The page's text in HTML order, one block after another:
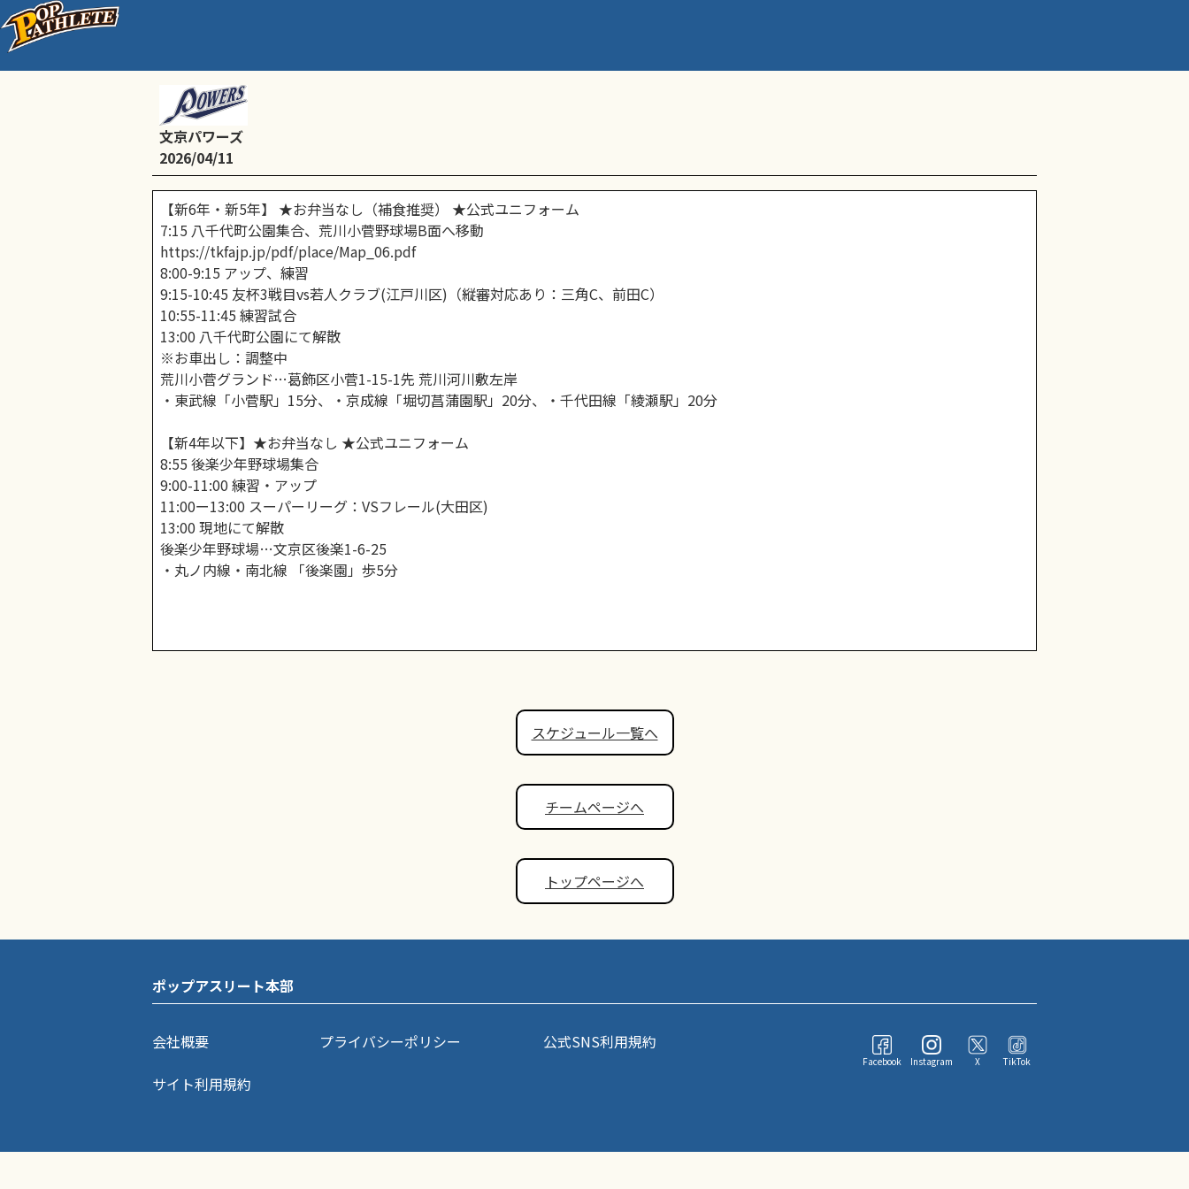
文京パワーズ
2026/04/11
【新6年・新5年】 ★お弁当なし（補食推奨） ★公式ユニフォーム
7:15 八千代町公園集合、荒川小菅野球場B面へ移動
https://tkfajp.jp/pdf/place/Map_06.pdf
8:00-9:15 アップ、練習
9:15-10:45 友杯3戦目vs若人クラブ(江戸川区)（縦審対応あり：三角C、前田C）
10:55-11:45 練習試合
13:00 八千代町公園にて解散
※お車出し：調整中
荒川小菅グランド…葛飾区小菅1-15-1先 荒川河川敷左岸
・東武線「小菅駅」15分、・京成線「堀切菖蒲園駅」20分、・千代田線「綾瀬駅」20分
【新4年以下】★お弁当なし ★公式ユニフォーム
8:55 後楽少年野球場集合
9:00-11:00 練習・アップ
11:00ー13:00 スーパーリーグ：VSフレール(大田区)
13:00 現地にて解散
後楽少年野球場…文京区後楽1-6-25
・丸ノ内線・南北線 「後楽園」歩5分
スケジュール一覧へ
チームページへ
トップページへ
ポップアスリート本部
会社概要 プライバシーポリシー
公式SNS利用規約
サイト利用規約
Facebook Instagram X TikTok
ポップアスリートに掲載されている記事・写真などコンテンツの無断転載を禁じます。すべての著作権はポップアスリートならびにその情報提供者に帰属します。